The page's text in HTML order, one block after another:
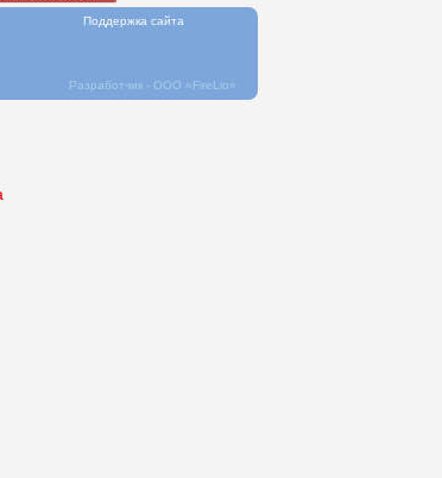
Поддержка сайта
Разработчик - ООО «FireLio»